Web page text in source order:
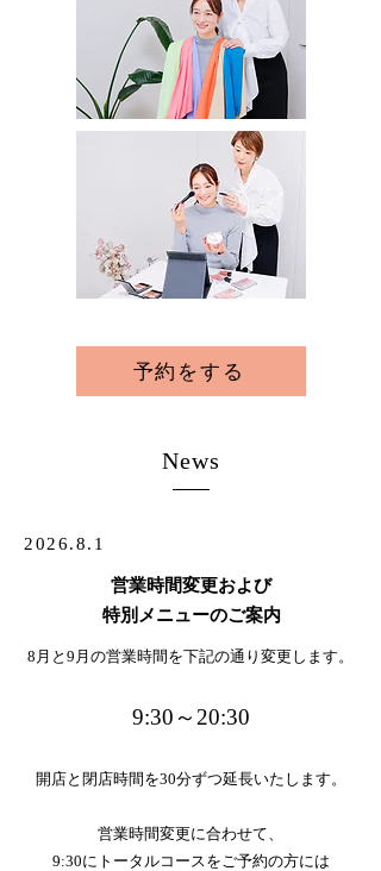
予約をする
News
2026.8.1
​営業時間変更および
特別メニューのご案内
8月と9月の営業時間を下記の通り変更します。
9:30～20:30
開店と閉店時間を30分ずつ延長いたします。
営業時間変更に合わせて、
9:30にトータルコースをご予約の方には